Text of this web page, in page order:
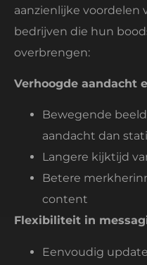
aanzienlijke voordelen
bedrijven die hun
overbrengen:
Verhoogde aandacht
Bewegende
aandacht dan
Langere kijktijd
Betere
content
Flexibiliteit in
Eenvoudig